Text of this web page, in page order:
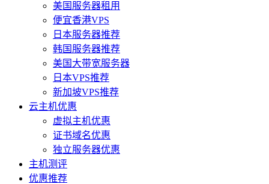
美国服务器租用
便宜香港VPS
日本服务器推荐
韩国服务器推荐
美国大带宽服务器
日本VPS推荐
新加坡VPS推荐
云主机优惠
虚拟主机优惠
证书域名优惠
独立服务器优惠
主机测评
优惠推荐